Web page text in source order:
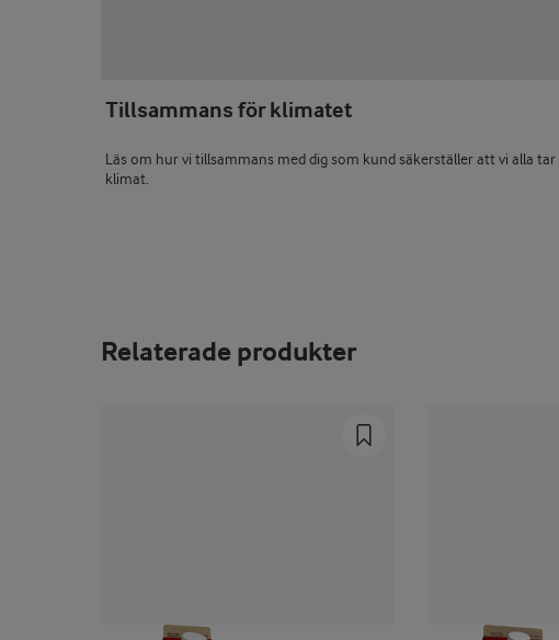
Tillsammans för klimatet
Läs om hur vi tillsammans med dig som kund säkerställer att vi alla
klimat.
Relaterade produkter